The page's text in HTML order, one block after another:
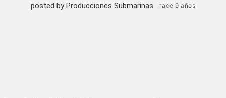
posted by Producciones Submarinas hace 9 años